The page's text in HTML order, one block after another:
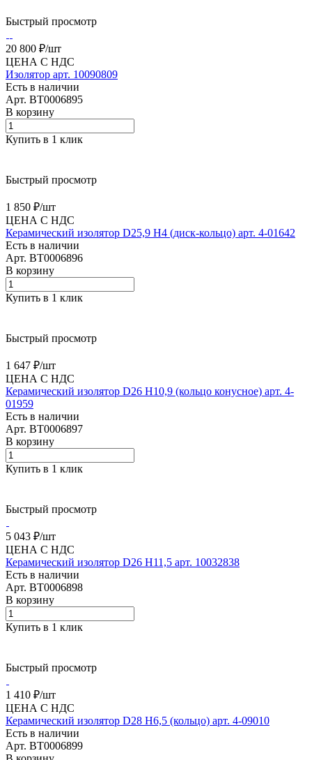
Быстрый просмотр
20 800 ₽/шт
ЦЕНА С НДС
Изолятор арт. 10090809
Есть в наличии
Арт. BT0006895
В корзину
Купить в 1 клик
Быстрый просмотр
1 850 ₽/шт
ЦЕНА С НДС
Керамический изолятор D25,9 H4 (диск-кольцо) арт. 4-01642
Есть в наличии
Арт. BT0006896
В корзину
Купить в 1 клик
Быстрый просмотр
1 647 ₽/шт
ЦЕНА С НДС
Керамический изолятор D26 H10,9 (кольцо конусное) арт. 4-
01959
Есть в наличии
Арт. BT0006897
В корзину
Купить в 1 клик
Быстрый просмотр
5 043 ₽/шт
ЦЕНА С НДС
Керамический изолятор D26 H11,5 арт. 10032838
Есть в наличии
Арт. BT0006898
В корзину
Купить в 1 клик
Быстрый просмотр
1 410 ₽/шт
ЦЕНА С НДС
Керамический изолятор D28 H6,5 (кольцо) арт. 4-09010
Есть в наличии
Арт. BT0006899